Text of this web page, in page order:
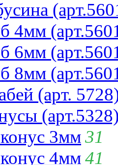
4мм
6мм
8мм
(арт.
3мм31
4мм41